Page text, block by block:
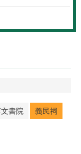
書院
義民祠